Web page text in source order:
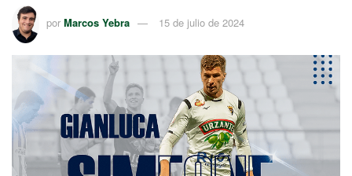
por Marcos Yebra 15 de julio de 2024